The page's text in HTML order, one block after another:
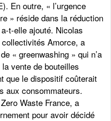
En outre, « l’urgence
» réside dans la réduction
t-elle ajouté. Nicolas
collectivités Amorce, a
« greenwashing » qui n’a
vente de bouteilles
que le dispositif coûterait
aux consommateurs.
Waste France, a
pour avoir décidé